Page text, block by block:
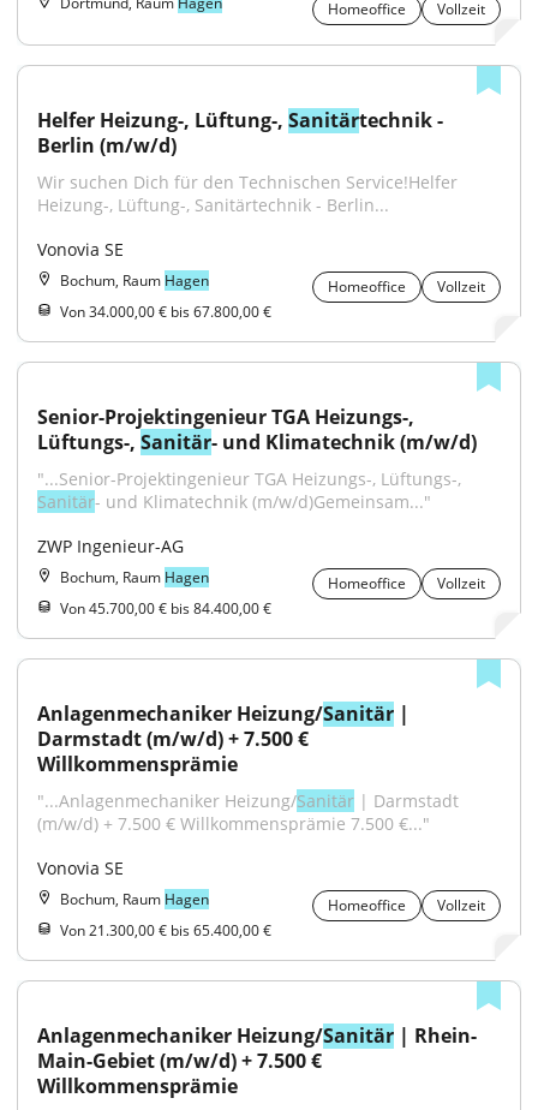
Homeoffice Vollzeit
Helfer Heizung-, Lüftung-, Sanitärtechnik -
Berlin (m/w/d)
Wir suchen Dich für den Technischen Service!Helfer
Heizung-, Lüftung-, Sanitärtechnik - Berlin...
Vonovia SE
Bochum, Raum Hagen Homeoffice
Vollzeit
Von 34.000,00 € bis 67.800,00 €
Senior-Projektingenieur TGA Heizungs-,
Lüftungs-, Sanitär- und Klimatechnik (m/w/d)
Sanitär- und Klimatechnik (m/w/d)Gemeinsam..."
ZWP Ingenieur-AG
Bochum, Raum Hagen Homeoffice
Vollzeit
Von 45.700,00 € bis 84.400,00 €
Anlagenmechaniker Heizung/Sanitär |
Darmstadt (m/w/d) + 7.500 €
Willkommensprämie
"...Anlagenmechaniker Heizung/Sanitär | Darmstadt
(m/w/d) + 7.500 € Willkommensprämie 7.500 €..."
Vonovia SE
Bochum, Raum Hagen Homeoffice
Vollzeit
Von 21.300,00 € bis 65.400,00 €
Anlagenmechaniker Heizung/Sanitär | Rhein-
Main-Gebiet (m/w/d) + 7.500 €
Willkommensprämie